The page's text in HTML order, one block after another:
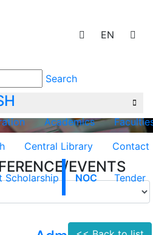
EN
Search
Academics
Central Library Contact
EVENTS
Scholarship NOC
Tender